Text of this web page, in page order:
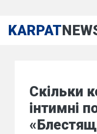
KARPAT
Скільки
інтимні